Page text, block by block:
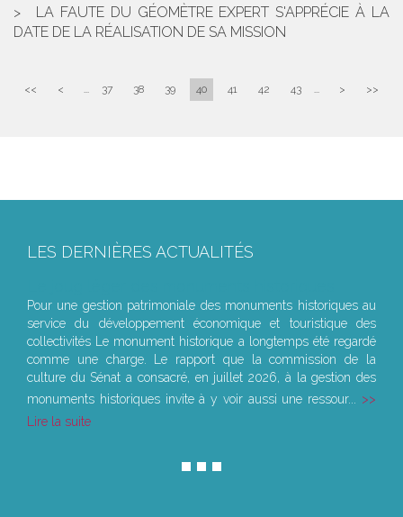
LA FAUTE DU GÉOMÈTRE EXPERT S'APPRÉCIE À LA
DATE DE LA RÉALISATION DE SA MISSION
<< < ... 37 38 39 40 41 42 43 ... > >>
LES DERNIÈRES ACTUALITÉS
Pour une gestion patrimoniale des monuments historiques au
service du développement économique et touristique des
collectivités Le monument historique a longtemps été regardé
comme une charge. Le rapport que la commission de la
culture du Sénat a consacré, en juillet 2026, à la gestion des
monuments historiques invite à y voir aussi une ressour...
Lire la suite